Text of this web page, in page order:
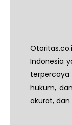
Indonesia
hukum,
akurat,